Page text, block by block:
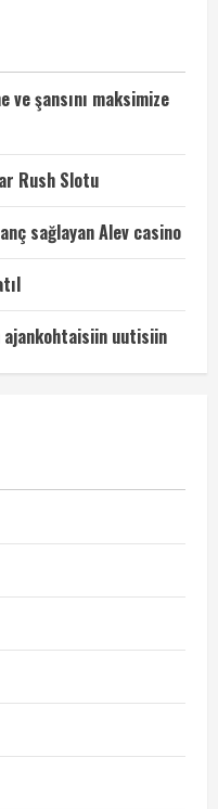
ve şansını maksimize
Rush Slotu
sağlayan Alev casino
ajankohtaisiin uutisiin